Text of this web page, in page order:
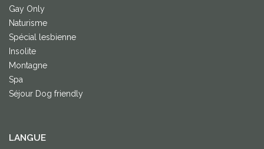
Gay Only
Naturisme
Spécial lesbienne
Insolite
Montagne
Spa
Séjour Dog friendly
LANGUE